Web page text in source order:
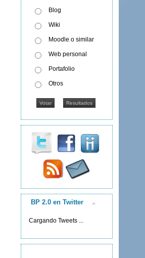
Blog
Wiki
Moodle o similar
Web personal
Portafolio
Otros
BP 2.0 en Twitter
Cargando Tweets ...